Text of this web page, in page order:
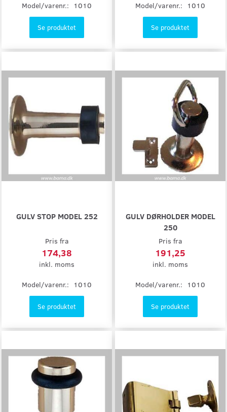
Model/varenr.: 1010
Se produktet
Model/varenr.: 1010
Se produktet
GULV STOP MODEL 252
Pris fra
174,38
inkl. moms
Model/varenr.: 1010
Se produktet
GULV DØRHOLDER MODEL
250
Pris fra
191,25
inkl. moms
Model/varenr.: 1010
Se produktet